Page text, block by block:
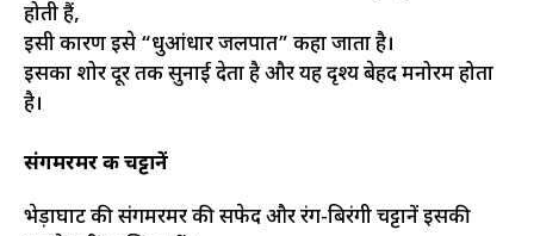
होती हैं,
इसी कारण इसे “धुआंधार जलप्रपात” कहा जाता है।
इसका शोर दूर तक सुनाई देता है और यह दृश्य बेहद मनोरम होता
है।
संगमरमर की चट्टानें
भेड़ाघाट की संगमरमर की सफेद और रंग-बिरंगी चट्टानें इसकी